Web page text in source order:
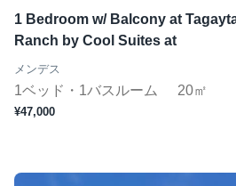
コンシェルジュ
短期（１ヶ月〜）
1 Bedroom w/ Balcony at
Ranch by Cool Suites at
メンデス
1ベッド・1バスルーム 20㎡
¥47,000